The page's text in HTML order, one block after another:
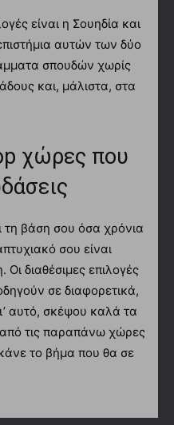
είναι η Σουηδία και
αυτών των δύο
σπουδών χωρίς
και, μάλιστα, στα
χώρες που
τη βάση σου όσα χρόνια
σου είναι
διαθέσιμες επιλογές
σε διαφορετικά,
αυτό, σκέψου καλά τα
τις παραπάνω χώρες
το βήμα που θα σε